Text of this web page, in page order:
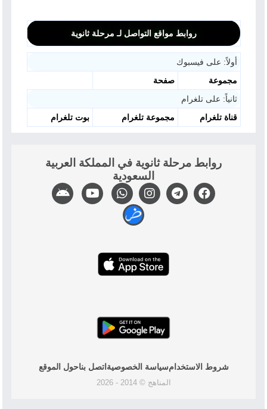
روابط مواقع التواصل لـ مرحلة ثانوية
أولاً: على فيسبوك
مجموعة
صفحة
ثانياً: على تلغرام
قناة تلغرام
مجموعة تلغرام بوت تلغرام
روابط مرحلة ثانوية في المملكة العربية
السعودية
شروط الاستخدامسياسة الخصوصية اتصل بناحول الموقع
المناهج © 2014 - 2026